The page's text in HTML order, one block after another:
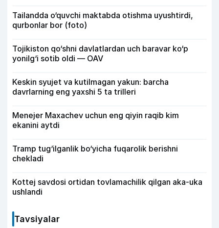
Tailandda o‘quvchi maktabda otishma uyushtirdi,
qurbonlar bor (foto)
Tojikiston qo‘shni davlatlardan uch baravar ko‘p
yonilg‘i sotib oldi — OAV
Keskin syujet va kutilmagan yakun: barcha
davrlarning eng yaxshi 5 ta trilleri
Menejer Maxachev uchun eng qiyin raqib kim
ekanini aytdi
Tramp tug‘ilganlik bo‘yicha fuqarolik berishni
chekladi
Kottej savdosi ortidan tovlamachilik qilgan aka-uka
ushlandi
Tavsiyalar